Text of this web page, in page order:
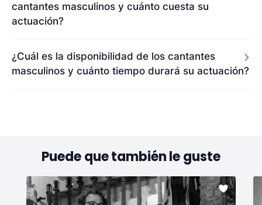
cantantes masculinos y cuánto cuesta su
actuación?
¿Cuál es la disponibilidad de los cantantes
masculinos y cuánto tiempo durará su actuación?
Puede que también le guste